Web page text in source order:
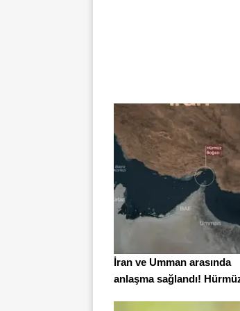
İran ve Umman arasında
anlaşma sağlandı!